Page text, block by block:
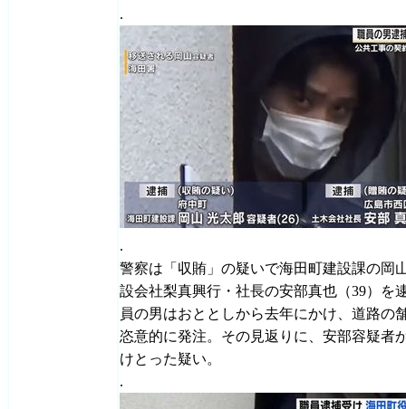
.
.
警察は「収賄」の疑いで海田町建設課の岡
設会社梨真興行・社長の安部真也（39）を
員の男はおととしから去年にかけ、道路の
恣意的に発注。その見返りに、安部容疑者
けとった疑い。
.